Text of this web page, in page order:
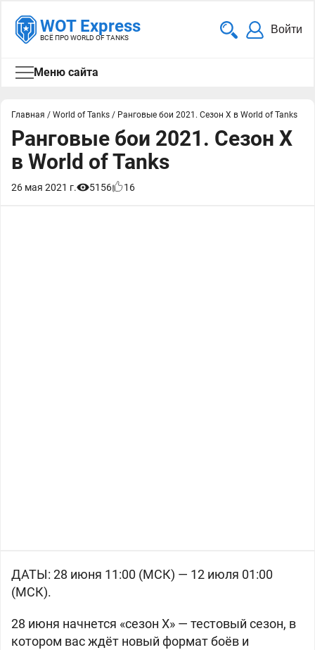
WOT Express
ВСЁ ПРО WORLD OF TANKS
Войти
Меню сайта
Главная / World of Tanks / Ранговые бои 2021. Сезон Х в World of Tanks
Ранговые бои 2021. Сезон Х
в World of Tanks
26 мая 2021 г. 5156 16
ДАТЫ: 28 июня 11:00 (МСК) — 12 июля 01:00
(МСК).
28 июня начнется «сезон Х» — тестовый сезон, в
котором вас ждёт новый формат боёв и